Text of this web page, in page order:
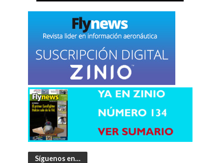
Síguenos en…